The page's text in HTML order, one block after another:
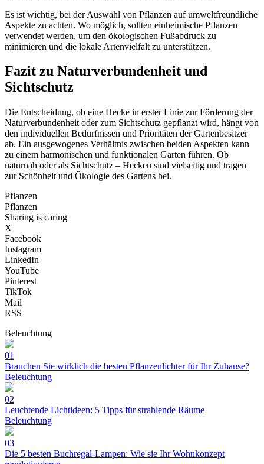
Es ist wichtig, bei der Auswahl von Pflanzen auf umweltfreundliche
Aspekte zu achten. Wo möglich, sollten einheimische Pflanzen
verwendet werden, um den ökologischen Fußabdruck zu
minimieren und die lokale Artenvielfalt zu unterstützen.
Fazit zu Naturverbundenheit und
Sichtschutz
Die Entscheidung, ob eine Hecke in erster Linie zur Förderung der
Naturverbundenheit oder zum Sichtschutz gepflanzt wird, hängt von
den individuellen Bedürfnissen und Prioritäten der Gartenbesitzer
ab. Ein ausgewogenes Verhältnis zwischen beiden Aspekten kann
zu einem harmonischen und funktionalen Garten führen. Ob
naturnah oder als Sichtschutz – Hecken sind vielseitig und tragen
zur Schönheit und Ökologie des Gartens bei.
Pflanzen
Pflanzen
Sharing is caring
X
Facebook
Instagram
LinkedIn
YouTube
Pinterest
TikTok
Mail
RSS
Beleuchtung
01
Brauchen Sie wirklich die besten Pflanzenlichter für Ihr Zuhause?
Beleuchtung
02
Leuchtende Lichtideen: 5 Tipps für strahlende Räume
Beleuchtung
03
Die 5 besten Buchregal-Lampen: Wie sie Ihr Wohnkonzept